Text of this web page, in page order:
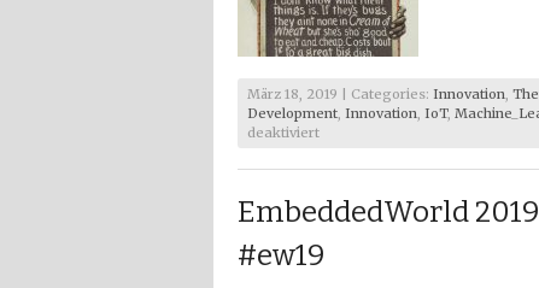
März 18, 2019 | Categories: Innovation,
Development, Innovation, IoT,
deaktiviertfür
Intelligenz
Datenschutz
EmbeddedWorld
#ew19